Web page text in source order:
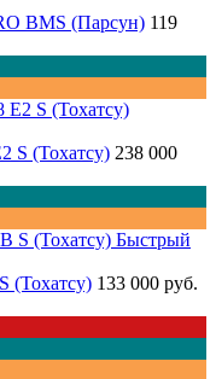
BMS (Парсун) 119
S (Тохатсу) 238 000
Быстрый
(Тохатсу) 133 000 руб.